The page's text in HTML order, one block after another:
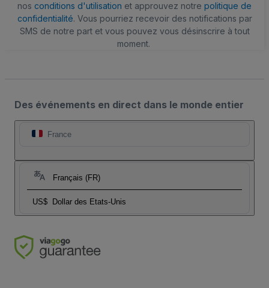
nos conditions d'utilisation et approuvez notre politique de
confidentialité. Vous pourriez recevoir des notifications par
SMS de notre part et vous pouvez vous désinscrire à tout
moment.
Des événements en direct dans le monde entier
France
Français (FR)
US$ Dollar des Etats-Unis